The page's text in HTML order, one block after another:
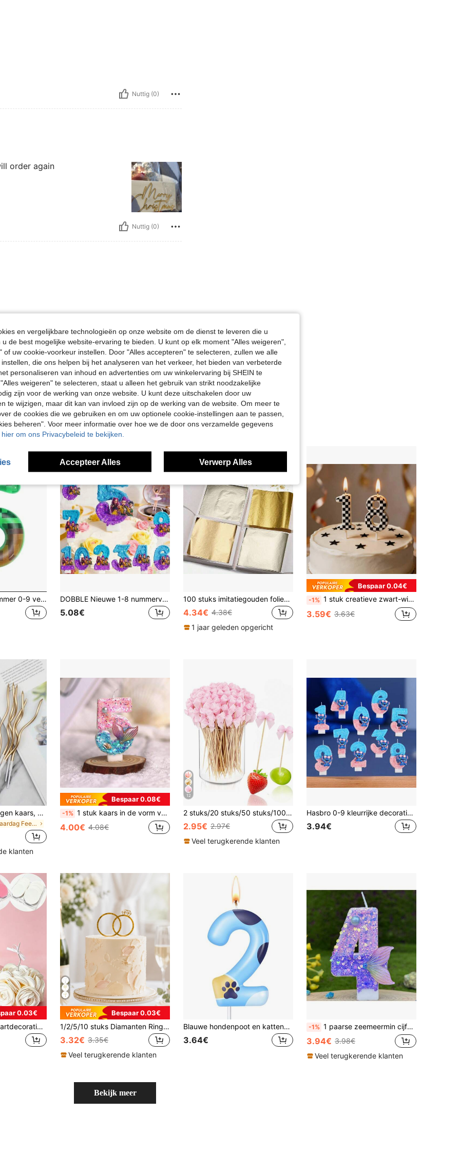
Nuttig (0)
order again
Nuttig (0)
Nuttig (0)
Bekijken
Groene geruite nummer 0-9 verjaardagstaart decoratieve kaarsen DOBBLE Nieuwe 1-8 nummerverjaardagskaarsen, originele tweekleurige gradiënt anime-stijl verjaardagstaart nummer feestdecoratie kaarsen
5.08€
100 stuks imitatiegouden foliepapieren bladeren voor doe-het-zelf, epoxyhars, siliconen mallen, sieraden maken, vullen, decoratie, knutselgereedschap
4.34€ 4.38€
1 jaar geleden opgericht
Bespaar 0.04€
-1% 1 stuk creatieve zwart-wit geblokte cijferkaars voor taartdecoratie, zwart-wit geblokte 0-9 kaars voor verjaardagsfeest, viering en bakken
3.59€ 3.63€
6 stuks/doos gebogen kaars, decoratief inzetstuk voor verjaardagstaart
in Verjaardag Feestje Taartkaarsen
klanten
Bespaar 0.08€
-1% 1 stuk kaars in de vorm van een zeemeerminstaart met roze en blauw imitatieparelontwerp, decoratie voor taarten en bakken, voor verjaardagen, jubilea, Kerstmis en belangrijke evenementen
4.00€ 4.08€
12
2 stuks/20 stuks/50 stuks/100 stuks/Roze strik tandenstokers, Exquise bamboe tandenstokers, Perfect voor hapjes, drankjes, verjaardagsfeestjes, vrijgezellenfeestjes, bruiloftsfeestjes en themafeestdecoraties
2.95€ 2.97€
Veel terugkerende klanten
Hasbro 0-9 kleurrijke decoratieve kaarsen voor taart, jubileumdecoratiekaarsen, prachtige feestcadeaus, elegante cijferkaarsen voor verjaardagsfeestjes, multifunctionele kaarsen voor thuis, verjaardagscadeau
3.94€
0.03€
100 stuks ronde taartdecoraties, te gebruiken voor het zelf maken van zwanen- en rozenvormige taartranden. Deze bolvormige decoratie is geschikt voor verjaardagen, bruiloften en andere taartdecoraties. Deze 3D ronde taartdecoratie kan zelf worden gebruikt om taartranden in de vorm van een zwaan of roos te versieren, of om een bol te maken.
Bespaar 0.03€
1/2/5/10 stuks Diamanten Ring Taart Toppers, Acryl Materiaal, Geschikt Voor Bruiloft, Verloving, Jubileum, Valentijnsdag Feest Taart Decoratie, Taart Toppers, Bak Decoratie Benodigdheden
3.32€ 3.35€
Veel terugkerende klanten
Blauwe hondenpoot en kattenpoot numeriek 0-9 verjaardagsfeestje huisdier thema taart decoratieve kaarsen terug naar school Valentijnsdag
3.64€
-1% 1 paarse zeemeermin cijferkaars, 0-9 cijferkaarsen met paarse glitter en zeemeerminstaart, geschikt voor taartdecoratie met zeemeerminthema, verjaardagskaarsen, zelfgemaakte doe-het-zelf, plaatsing kan variëren
3.94€ 3.98€
Veel terugkerende klanten
Bekijk meer
en vergelijkbare technologieën op onze website om de dienst te leveren die u
de best mogelijke website-ervaring te bieden. U kunt op elk moment "Alles weigeren",
of uw cookie-voorkeur instellen. Door "Alles accepteren" te selecteren, zullen we alle
die ons helpen bij het analyseren van het verkeer, het bieden van verbeterde
personaliseren van inhoud en advertenties om uw winkelervaring bij SHEIN te
weigeren" te selecteren, staat u alleen het gebruik van strikt noodzakelijke
zijn voor de werking van onze website. U kunt deze uitschakelen door uw
te wijzigen, maar dit kan van invloed zijn op de werking van de website. Om meer te
de cookies die we gebruiken en om uw optionele cookie-instellingen aan te passen,
beheren". Voor meer informatie over hoe we de door ons verzamelde gegevens
hier om ons Privacybeleid te bekijken.
Accepteer Alles Verwerp Alles